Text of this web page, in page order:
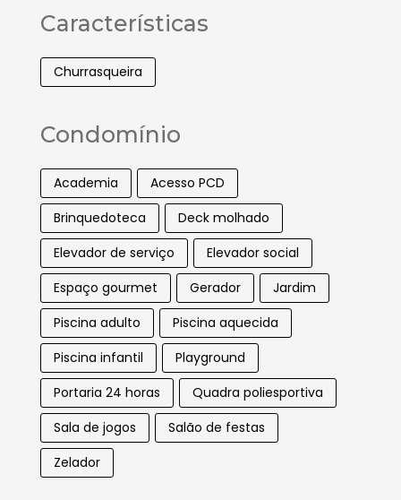
Características
Churrasqueira
Condomínio
Academia
Acesso PCD
Brinquedoteca
Deck molhado
Elevador de serviço
Elevador social
Espaço gourmet
Gerador
Jardim
Piscina adulto
Piscina aquecida
Piscina infantil
Playground
Portaria 24 horas
Quadra poliesportiva
Sala de jogos
Salão de festas
Zelador